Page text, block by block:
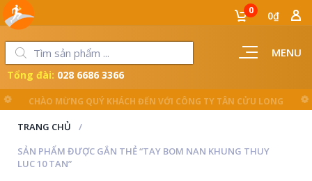
MENU
0 0₫
LUÔN ĐỒNG HÀNH CÙNG NGƯỜI THỢ
Tổng đài: 028 6686 3366
TRANG CHỦ
SẢN PHẨM ĐƯỢC GẮN THẺ “TAY BOM NAN KHUNG THUY
LUC 10 TAN”